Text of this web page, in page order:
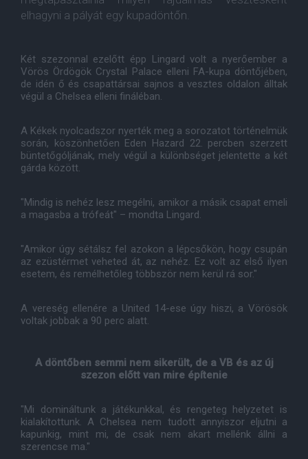
elhagyni a pályát egy kupadöntőn.
Két szezonnal ezelőtt épp Lingard volt a nyerőember a
Vörös Ördögök Crystal Palace elleni FA-kupa döntőjében,
de idén ő és csapattársai sajnos a vesztes oldalon álltak
végül a Chelsea elleni fináléban.
A Kékek nyolcadszor nyerték meg a sorozatot történelmük
során, köszönhetően Eden Hazard 22. percben szerzett
büntetőgóljának, mely végül a különbséget jelentette a két
gárda között.
"Mindig is nehéz lesz megélni, amikor a másik csapat emeli
a magasba a trófeát" – mondta Lingard.
"Amikor úgy sétálsz fel azokon a lépcsőkön, hogy csupán
az ezüstérmet veheted át, az nehéz. Ez volt az első ilyen
esetem, és remélhetőleg többször nem kerül rá sor."
A vereség ellenére a United 14-ese úgy hiszi, a Vörösök
voltak jobbak a 90 perc alatt.
A döntőben semmi nem sikerült, de a VB és az új
szezon előtt van mire építenie
"Mi domináltunk a játékunkkal, és rengeteg helyzetet is
kialakítottunk. A Chelsea nem tudott annyiszor eljutni a
kapunkig, mint mi, de csak nem akart mellénk állni a
szerencse ma."